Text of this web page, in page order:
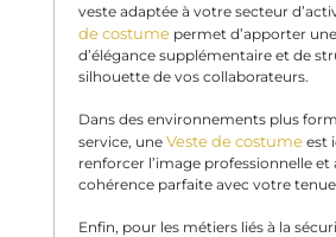
veste adaptée à votre secteur
de costume permet d’apporter
d’élégance supplémentaire et de
silhouette de vos collaborateurs.
Dans des environnements plus
service, une Veste de costume est
renforcer l’image professionnelle et
cohérence parfaite avec votre tenue
Enfin, pour les métiers liés à la